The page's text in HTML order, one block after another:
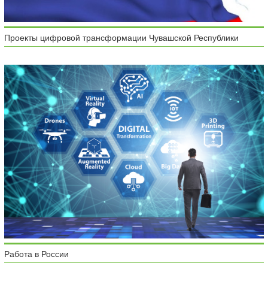
Проекты цифровой трансформации Чувашской Республики
Работа в России